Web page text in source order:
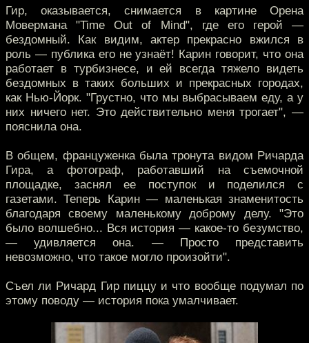
Гир, оказывается, снимается в картине Орена
Мовермана "Time Out of Mind", где его герой —
бездомный. Как видим, актер прекрасно вжился в
роль — публика его не узнаёт! Карин говорит, что она
работает в турбизнесе, и ей всегда тяжело видеть
бездомных в таких больших и прекрасных городах,
как Нью-Йорк. "Грустно, что мы выбрасываем еду, а у
них ничего нет. Это действительно меня трогает", —
пояснила она.
В общем, француженка была тронута видом Ричарда
Гира, а фотограф, работавший на съемочной
площадке, заснял ее поступок и поделился с
газетами. Теперь Карин — маленькая знаменитость
благодаря своему маленькому доброму делу. "Это
было волшебно... Вся история — какое-то безумство,
— удивляется она. — Просто представить
невозможно, что такое могло произойти".
Съел ли Ричард Гир пиццу и что вообще подумал по
этому поводу — история пока умалчивает.